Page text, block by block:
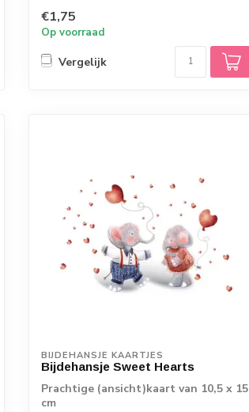
€1,75
Op voorraad
Vergelijk
BIJDEHANSJE KAARTJES
Bijdehansje Sweet Hearts
Prachtige (ansicht)kaart van 10,5 x 15
cm